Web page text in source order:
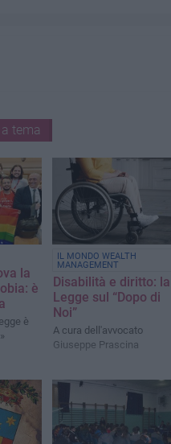
tema
la
è
è
IL MONDO WEALTH
MANAGEMENT
Disabilità e diritto: la
Legge sul “Dopo di
Noi”
A cura dell'avvocato
Giuseppe Prascina